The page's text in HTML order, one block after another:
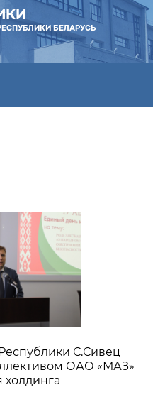
БЕЛАРУСЬ
С.Сивец
ОАО «МАЗ»